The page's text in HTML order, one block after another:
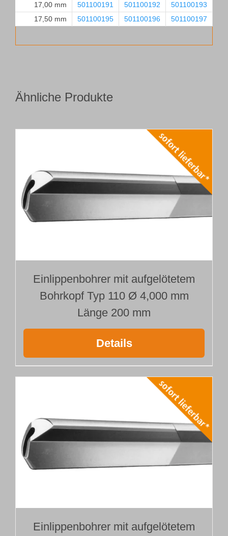
17,00 mm
501100191 501100192 501100193
17,50 mm
501100195 501100196 501100197
Ähnliche Produkte
Einlippenbohrer mit aufgelötetem
Bohrkopf Typ 110 Ø 4,000 mm
Länge 200 mm
Details
Einlippenbohrer mit aufgelötetem